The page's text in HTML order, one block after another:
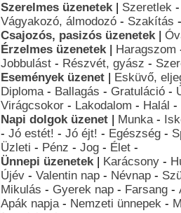
Szerelmes üzenetek| Szeretlek
Vágyakozó, álmodozó - Szakítás
Csajozós, pasizós üzenetek|
Érzelmes üzenetek| Haragszom
Jobbulást - Részvét, gyász -
Események üzenet | Esküvő,
Diploma- Ballagás - Gratuláció -
Virágcsokor - Lakodalom - Halál -
Napi dolgok üzenet | Munka-
- Jó estét! - Jó éjt! - Egészség -
Üzleti - Pénz - Jog - Élet -
Ünnepi üzenetek| Karácsony -
Újév - Valentin nap - Névnap -
Mikulás - Gyerek nap - Farsang -
Apák napja- Nemzeti ünnepek -